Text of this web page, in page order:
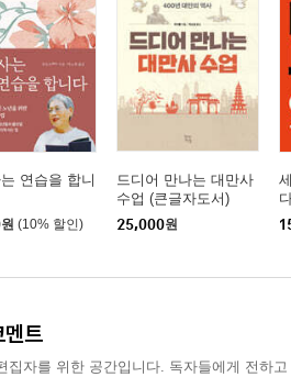
연습을 합니
원 (10% 할인)
드디어 만나는 대만사
수업 (큰글자도서)
25,000원
멘트
집자를 위한 공간입니다. 독자들에게 전하